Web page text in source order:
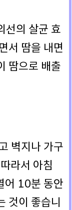
선의 살균 효
서 땀을 내면
땀으로 배출
벽지나 가구
라서 아침
어 10분 동안
것이 좋습니